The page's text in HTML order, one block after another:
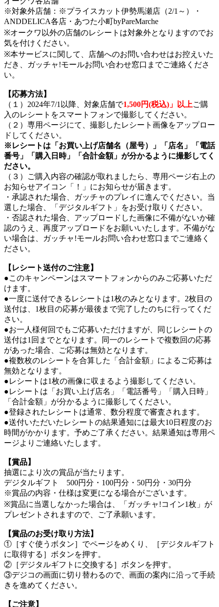
※対象外店舗：※プライスカット伊勢馬瀬店（2/1～）・
ANDDELICA各店・あつた小町byPareMarche
※オークワ以外の店舗のレシートは対象外となりますのでお
気を付けください。
※本サービスに関して、店舗へのお問い合わせはお控えいた
だき、ガッチャ!モールお問い合わせ窓口までご連絡くださ
い。
【応募方法】
（１）2024年7/1以降、対象店舗で1,500円(税込)」以上ご購
入のレシートをスマートフォンで撮影してください。
（２）専用ページにて、撮影したレシート画像をアップロー
ドしてください。
※レシートは「お買い上げ店舗名（屋号）」「店名」「電話
番号」「購入日時」「合計金額」が分かるように撮影してく
ださい。
（３）ご購入内容の確認が取れましたら、専用ページ右上の
お知らせアイコン「！」にお知らせが届きます。
・承認された場合、ガッチャのプレイに進んでください。当
選した場合、「デジタルギフト」をお受け取りください。
・否認された場合、アップロードした画像に不備がないか確
認のうえ、再度アップロードをお願いいたします。不備がな
い場合は、ガッチャ!モールお問い合わせ窓口までご連絡く
ださい。
【レシート送付のご注意】
●このキャンペーンはスマートフォンからのみご応募いただ
けます。
●一度に送付できるレシートは1枚のみとなります。2枚目の
送付は、1枚目の応募が最後まで完了したのちに行ってくだ
さい。
●お一人様何回でもご応募いただけますが、同じレシートの
送付は1回までとなります。同一のレシートで複数回の応募
があった場合、ご応募は無効となります。
●複数枚のレシートを合算した「合計金額」によるご応募は
無効となります。
●レシートは1枚の画像に収まるよう撮影してください。
●レシートは「お買い上げ店名」「電話番号」「購入日時」
「合計金額」が分かるように撮影してください。
●登録されたレシートは通常、数分程度で審査されます。
●送付いただいたレシートの結果通知には最大10日程度のお
時間がかかります。予めご了承ください。結果通知は専用ペ
ージよりご連絡いたします。
【賞品】
抽選により次の賞品が当たります。
デジタルギフト 500円分・100円分・50円分・30円分
※賞品の内容・仕様は変更になる場合がございます。
※賞品に当選しなかった場合は、「ガッチャ!コイン1枚」が
プレゼントされますので、ご了承願います。
【賞品のお受け取り方法】
①［すぐ使うボタン］でページをめくり、［デジタルギフト
に取得する］ボタンを押す。
②［デジタルギフトに交換する］ボタンを押す。
③デジコの画面に切り替わるので、画面の案内に沿って手続
きを進めてください。
【ご注意】